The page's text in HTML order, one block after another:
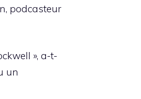
podcasteur
», a-t-
un